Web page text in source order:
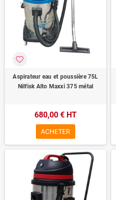
Aspirateur eau et poussière 75L
Nilfisk Alto Maxxi 375 métal
favorite_border
680,00 € HT
ACHETER